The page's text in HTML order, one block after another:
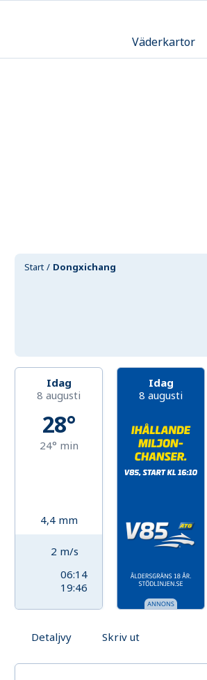
Väderkartor
Start Dongxichang
Idag
8 augusti
28°
24° min
4,4 mm
2 m/s
06:14
19:46
Idag
8 augusti
Detaljvy Skriv ut